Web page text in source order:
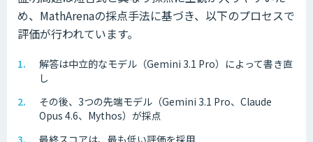
め、MathArenaの採点手法に基づき、以下のプロセスで
評価が行われています。
解答は中立的なモデル（Gemini 3.1 Pro）によって書き直
し
その後、3つの先端モデル（Gemini 3.1 Pro、Claude
Opus 4.6、Mythos）が採点
最終スコアは、最も低い評価を採用